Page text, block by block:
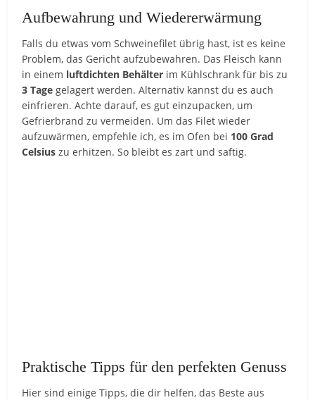
Aufbewahrung und Wiedererwärmung
Falls du etwas vom Schweinefilet übrig hast, ist es keine
Problem, das Gericht aufzubewahren. Das Fleisch kann
in einem luftdichten Behälter im Kühlschrank für bis zu
3 Tage gelagert werden. Alternativ kannst du es auch
einfrieren. Achte darauf, es gut einzupacken, um
Gefrierbrand zu vermeiden. Um das Filet wieder
aufzuwärmen, empfehle ich, es im Ofen bei 100 Grad
Celsius zu erhitzen. So bleibt es zart und saftig.
Praktische Tipps für den perfekten Genuss
Hier sind einige Tipps, die dir helfen, das Beste aus